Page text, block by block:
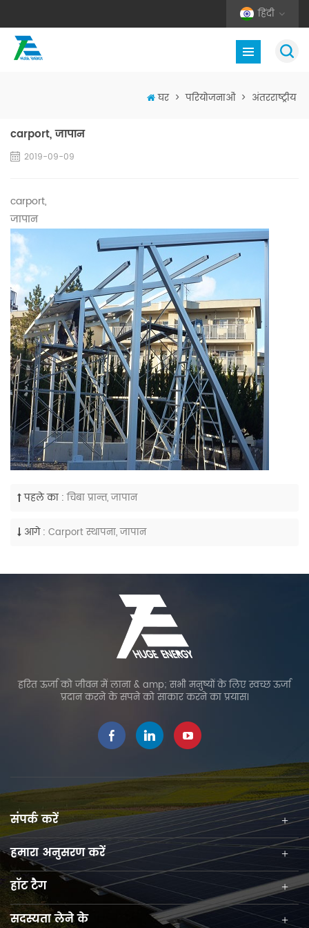
हिंदी
घर > परियोजनाओं > अंतरराष्ट्रीय
carport, जापान
2019-09-09
carport,
जापान
पहले का : चिबा प्रान्त, जापान
आगे : Carport स्थापना, जापान
हरित ऊर्जा को जीवन में लाना & amp; सभी मनुष्यों के लिए स्वच्छ ऊर्जा
प्रदान करने के सपने को साकार करने का प्रयास।
संपर्क करें
हमारा अनुसरण करें
हॉट टैग
सदस्यता लेने के